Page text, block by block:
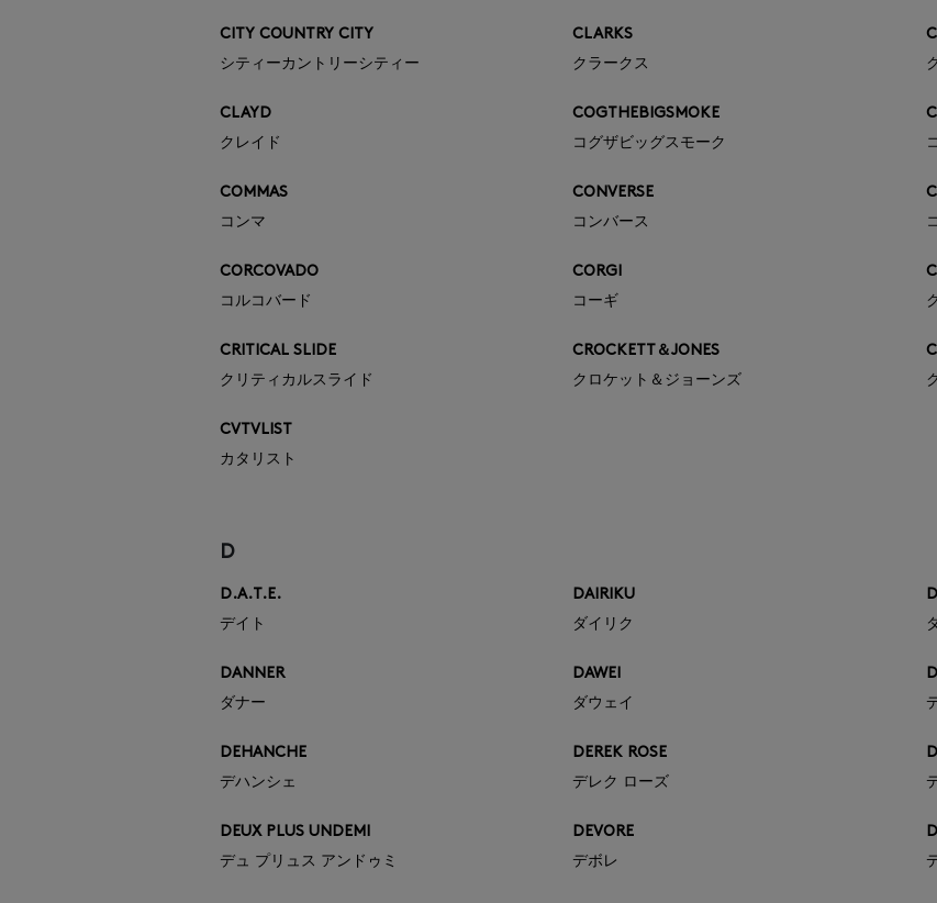
CITY COUNTRY CITY
シティーカントリーシティー
CLARKS
クラークス
CLAYD
クレイド
COGTHEBIGSMOKE
コグザビッグスモーク
COMMAS
コンマ
CONVERSE
コンバース
CORCOVADO
コルコバード
CORGI
コーギ
CRITICAL SLIDE
クリティカルスライド
CROCKETT＆JONES
クロケット＆ジョーンズ
CVTVLIST
カタリスト
D
D.A.T.E.
デイト
DAIRIKU
ダイリク
DANNER
ダナー
DAWEI
ダウェイ
DEHANCHE
デハンシェ
DEREK ROSE
デレク ローズ
DEUX PLUS UNDEMI
デュ プリュス アンドゥミ
DEVORE
デボレ